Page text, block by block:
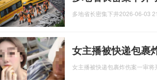
多地省长密集下井2026-06-03
女主播被快递包裹
女主播被快递包裹炸伤案一审将